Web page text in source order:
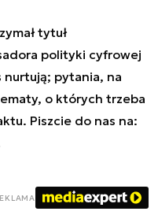
tytuł
polityki cyfrowej
nurtują; pytania, na
o których trzeba
Piszcie do nas na: